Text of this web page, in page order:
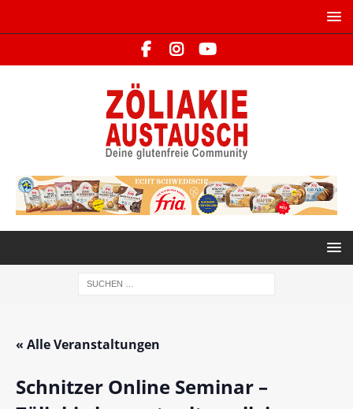
« Alle Veranstaltungen
Schnitzer Online Seminar –